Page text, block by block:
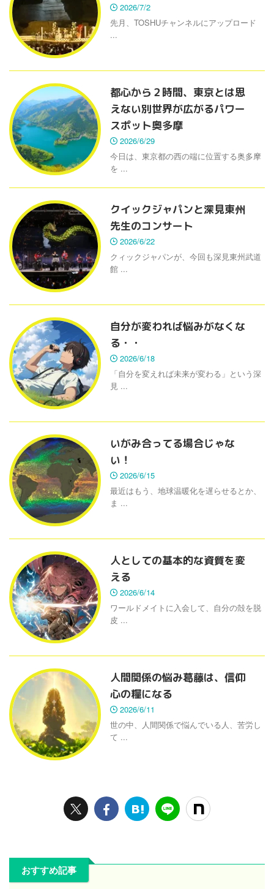
2026/7/2
先月、TOSHUチャンネルにアップロード
...
都心から２時間、東京とは思
えない別世界が広がるパワー
スポット奥多摩
2026/6/29
今日は、東京都の西の端に位置する奥多摩
を ...
クイックジャパンと深見東州
先生のコンサート
2026/6/22
クィックジャパンが、今回も深見東州武道
館 ...
自分が変われば悩みがなくな
る・・
2026/6/18
「自分を変えれば未来が変わる」という深
見 ...
いがみ合ってる場合じゃな
い！
2026/6/15
最近はもう、地球温暖化を遅らせるとか、
ま ...
人としての基本的な資質を変
える
2026/6/14
ワールドメイトに入会して、自分の殻を脱
皮 ...
人間関係の悩み葛藤は、信仰
心の糧になる
2026/6/11
世の中、人間関係で悩んでいる人、苦労し
て ...
おすすめ記事